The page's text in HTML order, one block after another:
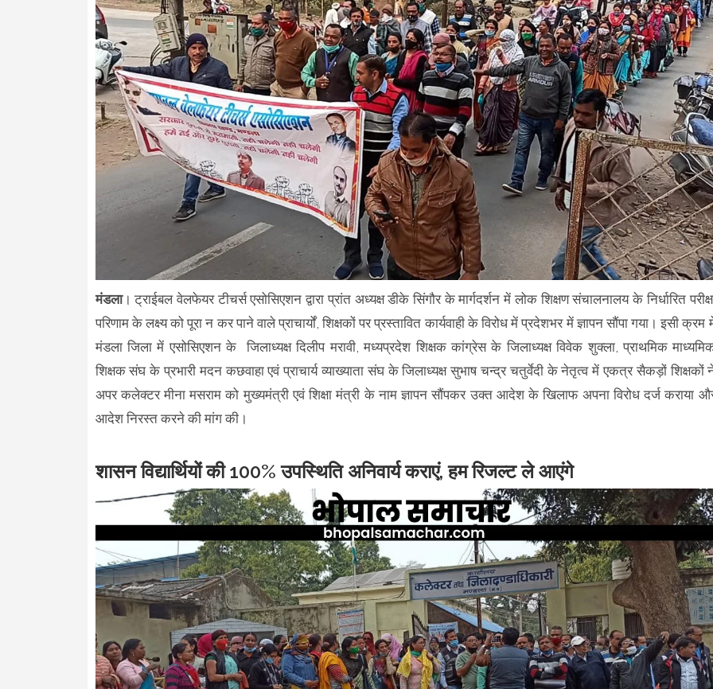
मंडला। ट्राईबल वेलफेयर टीचर्स एसोसिएशन द्वारा प्रांत अध्यक्ष डीके सिंगौर के मार्गदर्शन में लोक शिक्षण संचालनालय के निर्धारित
परिणाम के लक्ष्य को पूरा न कर पाने वाले प्राचार्यों, शिक्षकों पर प्रस्तावित कार्यवाही के विरोध में प्रदेशभर में ज्ञापन सौंपा गया। इसी क्रम
मंडला जिला में एसोसिएशन के जिलाध्यक्ष दिलीप मरावी, मध्यप्रदेश शिक्षक कांग्रेस के जिलाध्यक्ष विवेक शुक्ला, प्राथमिक
शिक्षक संघ के प्रभारी मदन कछवाहा एवं प्राचार्य व्याख्याता संघ के जिलाध्यक्ष सुभाष चन्द्र चतुर्वेदी के नेतृत्व में एकत्र सैकड़ों शिक्षकों
अपर कलेक्टर मीना मसराम को मुख्यमंत्री एवं शिक्षा मंत्री के नाम ज्ञापन सौंपकर उक्त आदेश के खिलाफ अपना विरोध दर्ज कराया
आदेश निरस्त करने की मांग की।
शासन विद्यार्थियों की 100% उपस्थिति अनिवार्य कराएं, हम रिजल्ट ले आएंगे